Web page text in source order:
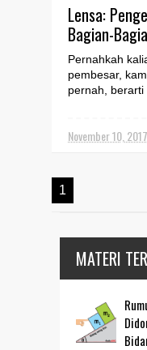
Lensa:
Bagian-
Pernahkah
pembesar,
pernah,
November 10, 2017
1
MATERI